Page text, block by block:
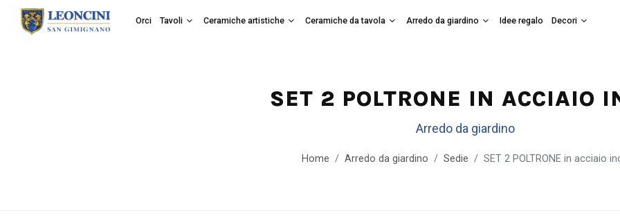
Orci Tavoli Ceramiche artistiche Ceramiche da tavola Arredo da giardino Idee regalo Decori
SET 2 POLTRONE IN ACCIAIO
Arredo da giardino
Home Arredo da giardino Sedie SET 2 POLTRONE in acciaio